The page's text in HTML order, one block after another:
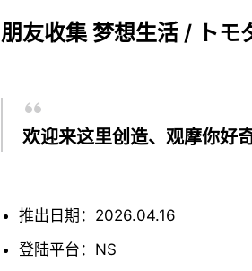
朋友收集 梦想生活 / トモ
欢迎来这里创造、观摩你好
推出日期：2026.04.16
登陆平台：NS